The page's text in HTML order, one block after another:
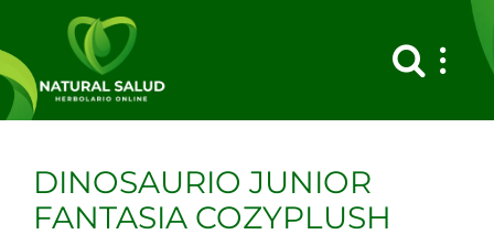
contenido
DINOSAURIO JUNIOR
FANTASIA COZYPLUSH